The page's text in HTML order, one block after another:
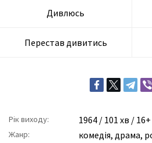
Дивлюсь
Перестав дивитись
Рік виходу: 1964 / 101 хв / 16+
Жанр: комедія, драма,